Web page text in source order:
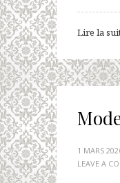
Lire la
1 MARS
LEAVE A